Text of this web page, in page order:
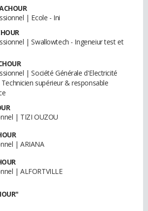
| Ecole - Ini
| Swallowtech - Ingeneiur test et
| Société Générale d'Electricité
Technicien supérieur & responsable
| TIZI OUZOU
| ARIANA
| ALFORTVILLE